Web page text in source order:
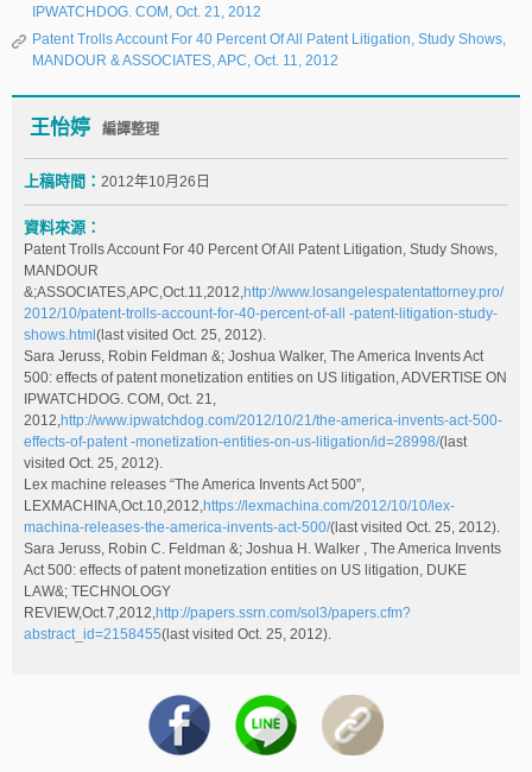
IPWATCHDOG. COM, Oct. 21, 2012
Patent Trolls Account For 40 Percent Of All Patent Litigation, Study Shows,
MANDOUR & ASSOCIATES, APC, Oct. 11, 2012
王怡婷 編譯整理
上稿時間： 2012年10月26日
資料來源：
Patent Trolls Account For 40 Percent Of All Patent Litigation, Study Shows,
MANDOUR
&;ASSOCIATES,APC,Oct.11,2012, http://www.losangelespatentattorney.pro/
2012/10/patent-trolls-account-for-40-percent-of-all -patent-litigation-study-
shows.html(last visited Oct. 25, 2012).
Sara Jeruss, Robin Feldman &; Joshua Walker, The America Invents Act
500: effects of patent monetization entities on US litigation, ADVERTISE ON
IPWATCHDOG. COM, Oct. 21,
2012, http://www.ipwatchdog.com/2012/10/21/the-america-invents-act-500-
effects-of-patent -monetization-entities-on-us-litigation/id=28998/(last
visited Oct. 25, 2012).
Lex machine releases “The America Invents Act 500”,
LEXMACHINA,Oct.10,2012, https://lexmachina.com/2012/10/10/lex-
machina-releases-the-america-invents-act-500/(last visited Oct. 25, 2012).
Sara Jeruss, Robin C. Feldman &; Joshua H. Walker , The America Invents
Act 500: effects of patent monetization entities on US litigation, DUKE
LAW&; TECHNOLOGY
REVIEW,Oct.7,2012, http://papers.ssrn.com/sol3/papers.cfm?
abstract_id=2158455(last visited Oct. 25, 2012).